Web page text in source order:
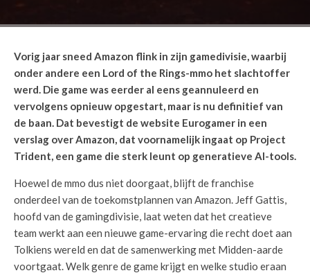
Vorig jaar sneed Amazon flink in zijn gamedivisie, waarbij
onder andere een Lord of the Rings-mmo het slachtoffer
werd. Die game was eerder al eens geannuleerd en
vervolgens opnieuw opgestart, maar is nu definitief van
de baan. Dat bevestigt de website Eurogamer in een
verslag over Amazon, dat voornamelijk ingaat op Project
Trident, een game die sterk leunt op generatieve AI-tools.
Hoewel de mmo dus niet doorgaat, blijft de franchise
onderdeel van de toekomstplannen van Amazon. Jeff Gattis,
hoofd van de gamingdivisie, laat weten dat het creatieve
team werkt aan een nieuwe game-ervaring die recht doet aan
Tolkiens wereld en dat de samenwerking met Midden-aarde
voortgaat. Welk genre de game krijgt en welke studio eraan